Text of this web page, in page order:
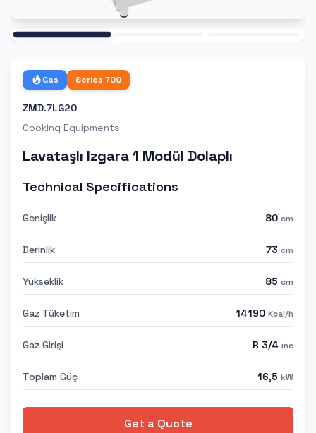
Gas Series 700
ZMD.7LG20
Cooking Equipments
Lavataşlı Izgara 1 Modül Dolaplı
Technical Specifications
Genişlik 80 cm
Derinlik 73 cm
Yükseklik 85 cm
Gaz Tüketim 14190 Kcal/h
Gaz Girişi R 3/4 inc
Toplam Güç 16,5 kW
Get a Quote